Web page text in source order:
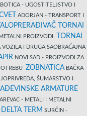
- UGOSTITELJSTVO I
ADORJAN - TRANSPORT I
TORNAI
PROIZVODI TORNAI
I DRUGA SAOBRAĆAJNA
NOVI SAD - PROIZVODI ZA
ZOBNATICA BAČKA
ŠUMARSTVO I
ARMATURE
- METALI I METALNI
DELTA TERM SURČIN -